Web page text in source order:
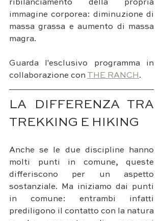
ribilanciamento della propria
immagine corporea: diminuzione di
massa grassa e aumento di massa
magra.
Guarda l'esclusivo programma in
collaborazione con THE RANCH.
LA DIFFERENZA TRA
TREKKING E HIKING
Anche se le due discipline hanno
molti punti in comune, queste
differiscono per un aspetto
sostanziale. Ma iniziamo dai punti
in comune: entrambi infatti
prediligono il contatto con la natura